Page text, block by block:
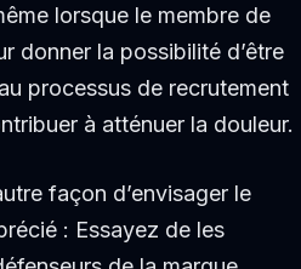
lorsque le membre de
donner la possibilité d’être
processus de recrutement
à atténuer la douleur.
façon d’envisager le
: Essayez de les